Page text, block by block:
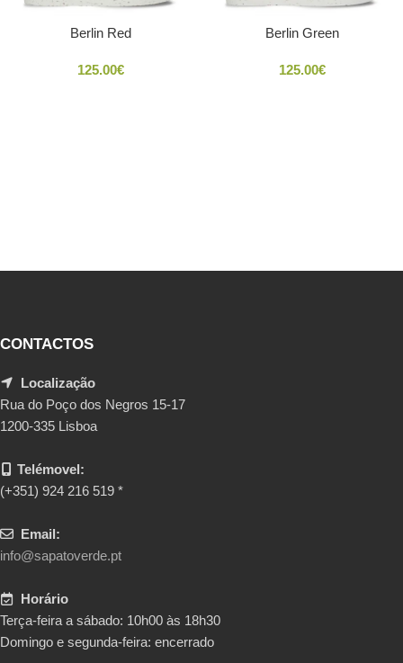
Berlin Red
125.00€
Berlin Green
125.00€
CONTACTOS
Localização
Rua do Poço dos Negros 15-17
1200-335 Lisboa
Telémovel:
(+351) 924 216 519 *
Email:
info@sapatoverde.pt
Horário
Terça-feira a sábado: 10h00 às 18h30
Domingo e segunda-feira: encerrado